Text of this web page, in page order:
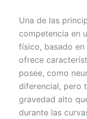
Una de las
competencia en
físico, basado en
ofrece
posee, como
diferencial, pero
gravedad alto
durante las